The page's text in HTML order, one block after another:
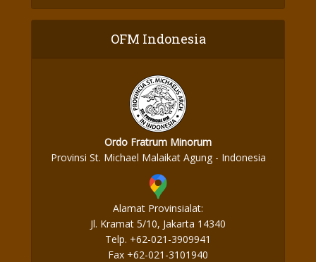
OFM Indonesia
Ordo Fratrum Minorum
Provinsi St. Michael Malaikat Agung - Indonesia
Alamat Provinsialat:
Jl. Kramat 5/10, Jakarta 14340
Telp. +62-021-3909941
Fax +62-021-3101940